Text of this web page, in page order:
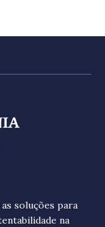
soluções para
na